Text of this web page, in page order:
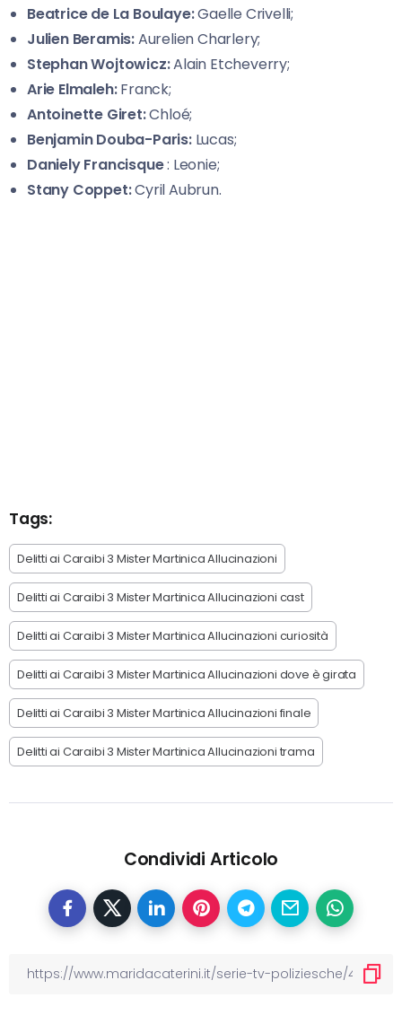
Beatrice de La Boulaye:Gaelle Crivelli;
Julien Beramis:Aurelien Charlery;
Stephan Wojtowicz:Alain Etcheverry;
Arie Elmaleh:Franck;
Antoinette Giret:Chloé;
Benjamin Douba-Paris:Lucas;
Daniely Francisque: Leonie;
Stany Coppet:Cyril Aubrun.
Tags:
Delitti ai Caraibi 3 Mister Martinica Allucinazioni
Delitti ai Caraibi 3 Mister Martinica Allucinazioni cast
Delitti ai Caraibi 3 Mister Martinica Allucinazioni curiosità
Delitti ai Caraibi 3 Mister Martinica Allucinazioni dove è girata
Delitti ai Caraibi 3 Mister Martinica Allucinazioni finale
Delitti ai Caraibi 3 Mister Martinica Allucinazioni trama
Condividi Articolo